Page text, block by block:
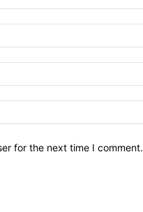
for the next time I comment.